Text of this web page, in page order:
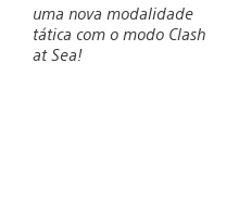
uma nova modalidade
tática com o modo Clash
at Sea!